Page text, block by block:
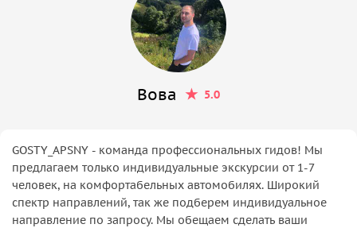
Вова 5.0
GOSTY_APSNY - команда профессиональных гидов! Мы
предлагаем только индивидуальные экскурсии от 1-7
человек, на комфортабельных автомобилях. Широкий
спектр направлений, так же подберем индивидуальное
направление по запросу. Мы обещаем сделать ваши